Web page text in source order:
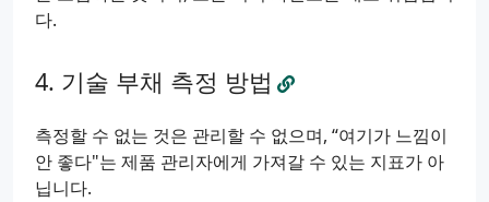
다.
기술 부채 측정 방법
측정할 수 없는 것은 관리할 수 없으며, “여기가 느낌이
안 좋다"는 제품 관리자에게 가져갈 수 있는 지표가 아
닙니다.